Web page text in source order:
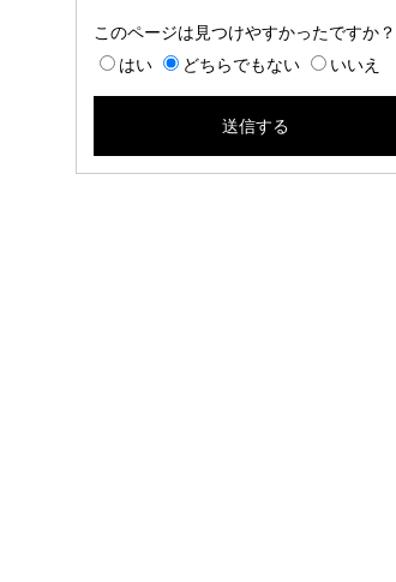
このページは見つけやすかったですか？
はい
どちらでもない いいえ